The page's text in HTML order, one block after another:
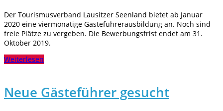
Der Tourismusverband Lausitzer Seenland bietet ab Januar
2020 eine viermonatige Gästeführerausbildung an. Noch sind
freie Plätze zu vergeben. Die Bewerbungsfrist endet am 31.
Oktober 2019.
Weiterlesen
Neue Gästeführer gesucht